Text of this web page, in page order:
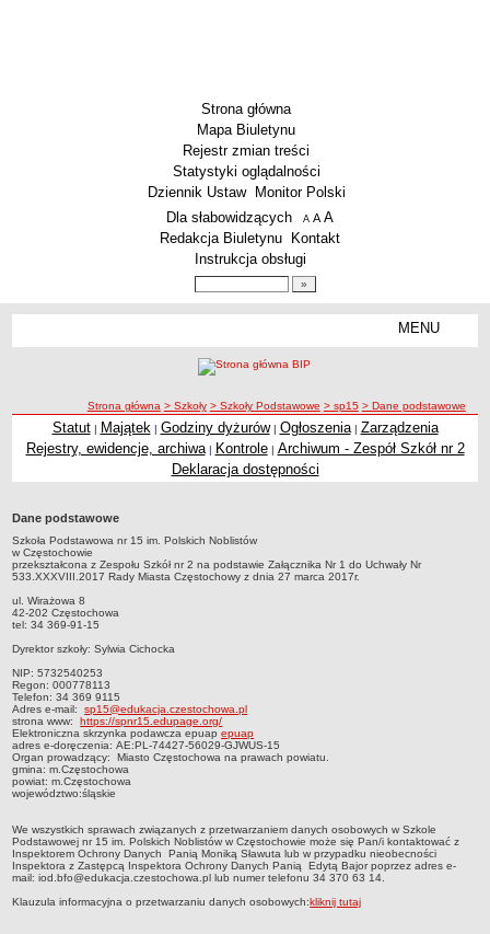
Strona główna
Mapa Biuletynu
Rejestr zmian treści
Statystyki oglądalności
Dziennik Ustaw
Monitor Polski
Menu dodatkowe
Dla słabowidzących A pomniejsz czcionkę
A standardowy rozmiar czcionki
A
Redakcja Biuletynu
Kontakt
Instrukcja obsługi
MENU
Zespoły Szkół
Techniczne Zakłady Naukowe
Przedszkola Miejskie
ARCHIWUM SZKÓŁ I PLACÓWEK
Zlikwidowane gimnazja
Wielofunkcyjna Placówka
SPECJALNE OŚRODKI SZKOLNO-WYCHOWAWCZE
Specjalny Ośrodek nr 1
Specjalny Ośrodek nr 5
BURSA MIEJSKA
Dane podstawowe
Statut
Majątek
Godziny dyżurów
Ogłoszenie
Zarządzenia
ścieżka nawigacji
Strona główna > Szkoły > Szkoły Podstawowe > sp15 > Dane podstawowe
Statut| Majątek | Godziny dyżurów| Ogłoszenia| Zarządzenia
Rejestry, ewidencje, archiwa| Kontrole| Archiwum - Zespół Szkół nr 2
Deklaracja dostępności
Dane podstawowe
Szkoła Podstawowa nr 15 im. Polskich Noblistów
w Częstochowie
przekształcona z Zespołu Szkół nr 2 na podstawie Załącznika Nr 1 do Uchwały Nr
533.XXXVIII.2017 Rady Miasta Częstochowy z dnia 27 marca 2017r.
ul. Wirażowa 8
42-202 Częstochowa
tel: 34 369-91-15
Dyrektor szkoły: Sylwia Cichocka
NIP: 5732540253
Regon: 000778113
Telefon: 34 369 9115
Adres e-mail:sp15@edukacja.czestochowa.pl
strona www:https://spnr15.edupage.org/
Elektroniczna skrzynka podawcza epuapepuap
adres e-doręczenia: AE:PL-74427-56029-GJWUS-15
Organ prowadzący: Miasto Częstochowa na prawach powiatu.
gmina: m.Częstochowa
powiat: m.Częstochowa
województwo:śląskie
We wszystkich sprawach związanych z przetwarzaniem danych osobowych w Szkole
Podstawowej nr 15 im. Polskich Noblistów w Częstochowie może się Pan/i kontaktować z
Inspektorem Ochrony Danych Panią Moniką Sławuta lub w przypadku nieobecności
Inspektora z Zastępcą Inspektora Ochrony Danych Panią Edytą Bajor poprzez adres e-
mail: iod.bfo@edukacja.czestochowa.pl lub numer telefonu 34 370 63 14.
Klauzula informacyjna o przetwarzaniu danych osobowych:kliknij tutaj